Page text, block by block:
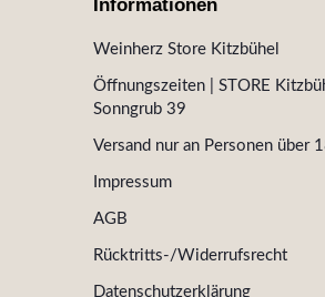
Informationen
Weinherz Store Kitzbühel
Öffnungszeiten | STORE
Sonngrub 39
Versand nur an Personen über
Impressum
AGB
Rücktritts-/Widerrufsrecht
Datenschutzerklärung